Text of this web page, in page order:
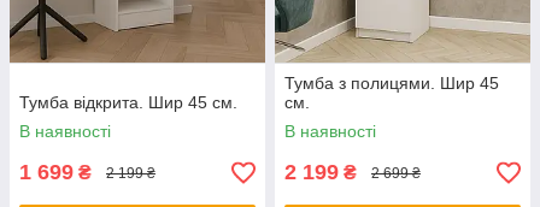
Тумба відкрита. Шир 45 см.
В наявності
1 699 ₴ 2 199 ₴
Тумба з полицями. Шир 45
см.
В наявності
2 199 ₴ 2 699 ₴